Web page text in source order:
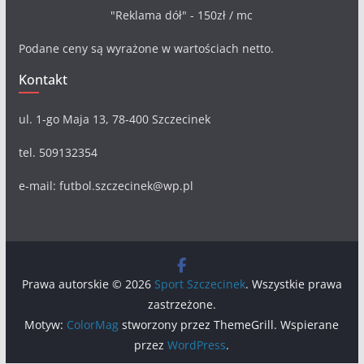
"Reklama dół" - 150zł / mc
Podane ceny są wyrażone w wartościach netto.
Kontakt
ul. 1-go Maja 13, 78-400 Szczecinek
tel. 509132354
e-mail: futbol.szczecinek@wp.pl
Prawa autorskie © 2026 Sport Szczecinek. Wszystkie prawa
zastrzeżone.
Motyw: ColorMag stworzony przez ThemeGrill. Wspierane
przezWordPress.